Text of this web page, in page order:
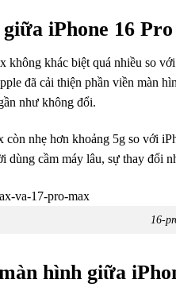
giữa iPhone 16
không khác biệt quá nhiều so
đã cải thiện phần viền màn
như không đổi.
còn nhẹ hơn khoảng 5g so với
dùng cầm máy lâu, sự thay đổi
16-
hình giữa